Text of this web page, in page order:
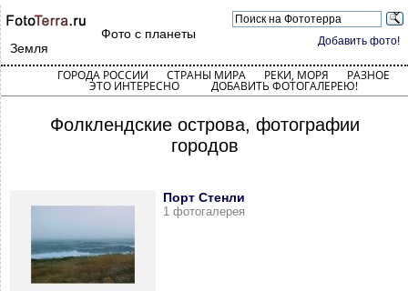
Добавить фото!
Фото с планеты
Земля
ГОРОДА РОССИИ СТРАНЫ МИРА РЕКИ, МОРЯ РАЗНОЕ
ЭТО ИНТЕРЕСНО ДОБАВИТЬ ФОТОГАЛЕРЕЮ!
Фолклендские острова, фотографии
городов
Порт Стенли
1 фотогалерея